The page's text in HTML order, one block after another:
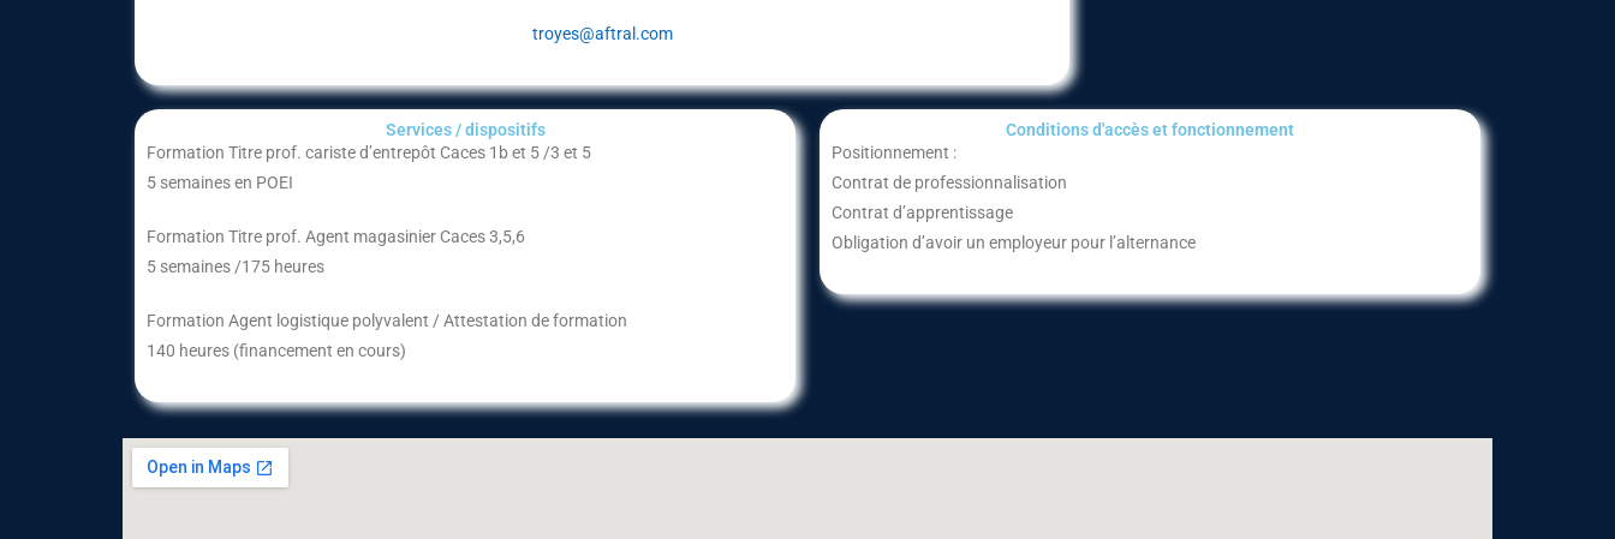
troyes@aftral.com
Services / dispositifs​
Formation Titre prof. cariste d’entrepôt Caces 1b et 5 /3 et 5
5 semaines en POEI
Formation Titre prof. Agent magasinier Caces 3,5,6
5 semaines /175 heures
Formation Agent logistique polyvalent / Attestation de formation
140 heures (financement en cours)
Conditions d'accès et fonctionnement​
Positionnement :
Contrat de professionnalisation
Contrat d’apprentissage
Obligation d’avoir un employeur pour l’alternance